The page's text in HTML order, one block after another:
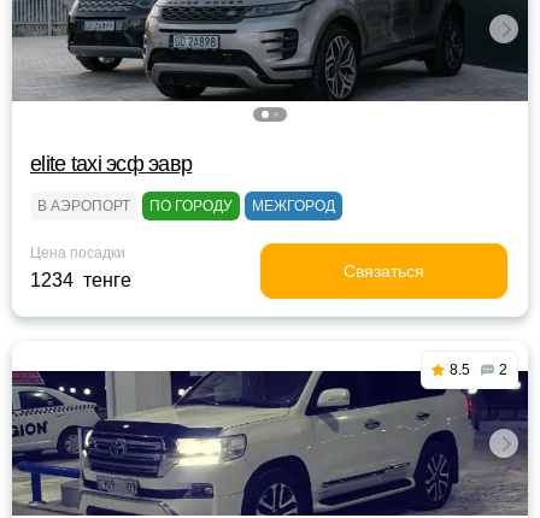
elite taxi эсф эавр
В АЭРОПОРТ ПО ГОРОДУ МЕЖГОРОД
Цена посадки
1234 тенге Связаться
8.5 2